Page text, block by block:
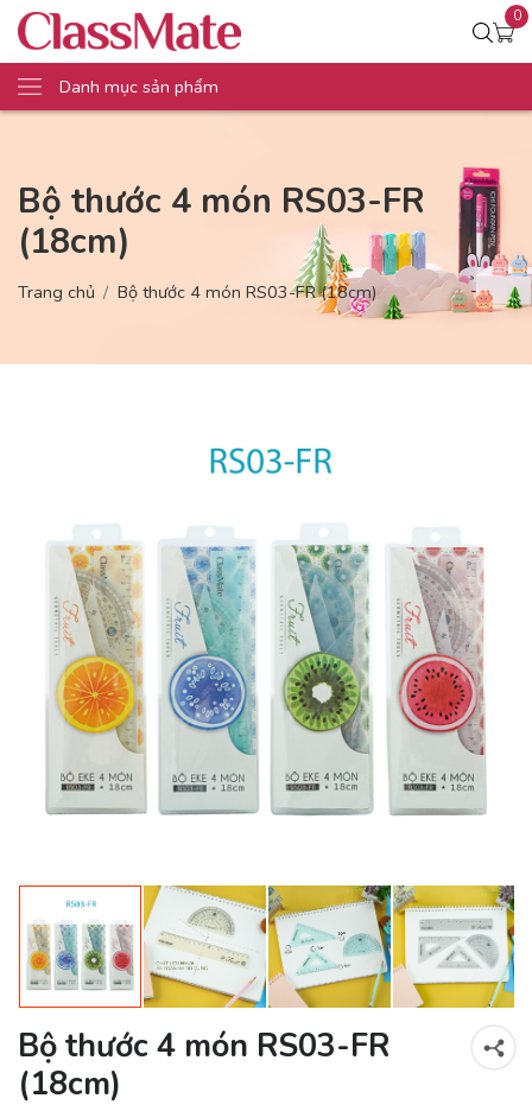
0
Danh mục sản phẩm
Bộ thước 4 món RS03-FR
(18cm)
Trang chủ Bộ thước 4 món RS03-FR (18cm)
Bộ thước 4 món RS03-FR
(18cm)